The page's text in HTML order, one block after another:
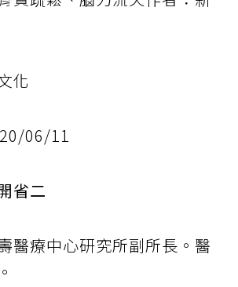
化
06/11
省二
醫療中心研究所副所長。醫